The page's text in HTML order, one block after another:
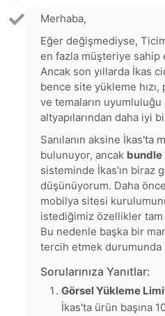
Merhaba,
Eğer değişmediyse,
en fazla müşteriye
Ancak son yıllarda İkas
bence site yükleme hızı,
ve temaların uyumluluğu
altyapılarından daha iyi
Sanılanın aksine İkas'ta
bulunuyor, ancak bundle
sisteminde İkas'ın biraz
düşünüyorum. Daha
mobilya sitesi
istediğimiz özellikler tam
Bu nedenle başka bir
tercih etmek durumunda
Sorularınıza Yanıtlar:
Görsel Yükleme
İkas'ta ürün başına